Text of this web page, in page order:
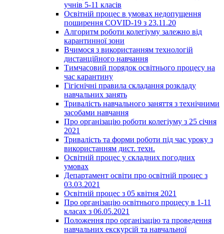
учнів 5-11 класів
Освітній процес в умовах недопущення
поширення COVID-19 з 23.11.20
Алгоритм роботи колегіуму залежно від
карантинної зони
Вчимося з використанням технологій
дистанційного навчання
Тимчасовий порядок освітнього процесу на
час карантину
Гігієнічні правила складання розкладу
навчальних занять
Тривалість навчального заняття з технічними
засобами навчання
Про організацію роботи колегіуму з 25 січня
2021
Тривалість та форми роботи під час уроку з
використанням дист. техн.
Освітній процес у складних погодних
умовах
Департамент освіти про освітній процес з
03.03.2021
Освітній процес з 05 квітня 2021
Про організацію освітнього процесу в 1-11
класах з 06.05.2021
Положення про організацію та проведення
навчальних екскурсій та навчальної